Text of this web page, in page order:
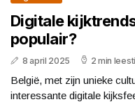
Digitale
populair?
8 april 2025 2 min
België, met zijn unieke
interessante digitale